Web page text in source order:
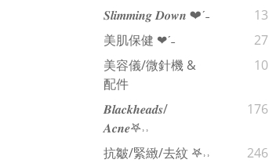
𝑺𝒍𝒊𝒎𝒎𝒊𝒏𝒈 𝑫𝒐𝒘𝒏 ❤︎‬ˊ‪‪˗
13
美肌保健 ❤︎‬ˊ‪‪˗
27
美容儀/微針機 &
配件
10
𝑩𝒍𝒂𝒄𝒌𝒉𝒆𝒂𝒅𝒔/
𝑨𝒄𝒏𝒆𖤐˒˒‪‪
176
抗皺/緊緻/去紋 𖤐˒˒‪‪
246